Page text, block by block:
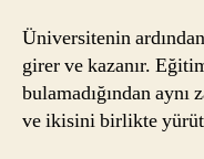
Üniversitenin
girer ve kazanır.
bulamadığından aynı
ve ikisini birlikte